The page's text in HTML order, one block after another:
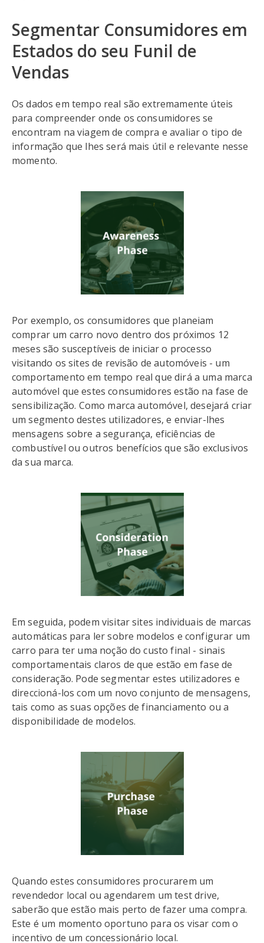
Segmentar Consumidores em
Estados do seu Funil de
Vendas
Os dados em tempo real são extremamente úteis
para compreender onde os consumidores se
encontram na viagem de compra e avaliar o tipo de
informação que lhes será mais útil e relevante nesse
momento.
Por exemplo, os consumidores que planeiam
comprar um carro novo dentro dos próximos 12
meses são susceptíveis de iniciar o processo
visitando os sites de revisão de automóveis - um
comportamento em tempo real que dirá a uma marca
automóvel que estes consumidores estão na fase de
sensibilização. Como marca automóvel, desejará criar
um segmento destes utilizadores, e enviar-lhes
mensagens sobre a segurança, eficiências de
combustível ou outros benefícios que são exclusivos
da sua marca.
Em seguida, podem visitar sites individuais de marcas
automáticas para ler sobre modelos e configurar um
carro para ter uma noção do custo final - sinais
comportamentais claros de que estão em fase de
consideração. Pode segmentar estes utilizadores e
direccioná-los com um novo conjunto de mensagens,
tais como as suas opções de financiamento ou a
disponibilidade de modelos.
Quando estes consumidores procurarem um
revendedor local ou agendarem um test drive,
saberão que estão mais perto de fazer uma compra.
Este é um momento oportuno para os visar com o
incentivo de um concessionário local.